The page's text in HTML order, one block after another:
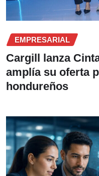
EMPRESARIAL
Cargill lanza
amplía su oferta
hondureños